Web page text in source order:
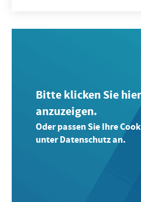
Bitte klicken Sie
anzuzeigen.
Oder passen Sie Ihre
unter Datenschutz an.